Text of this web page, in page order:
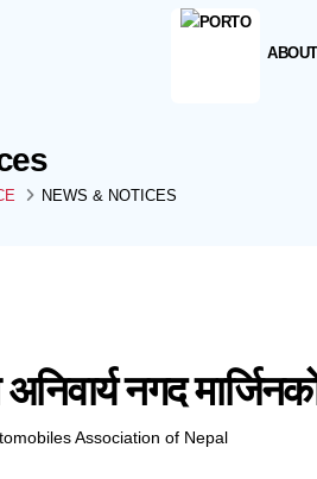
NEWS & NOTICES
नगद
Association of Nepal